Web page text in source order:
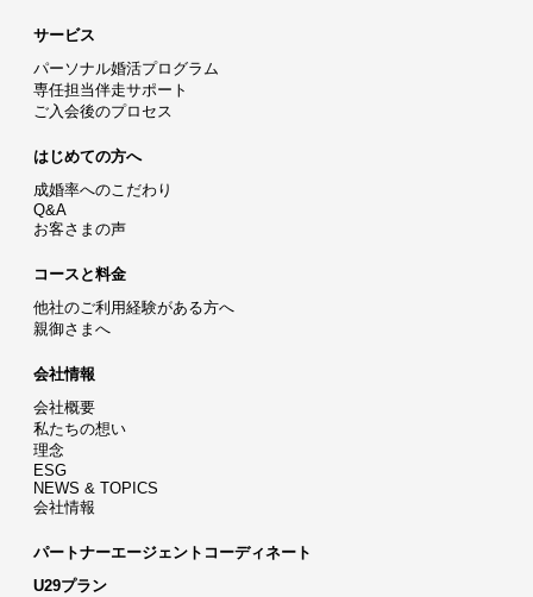
サービス
パーソナル婚活プログラム
専任担当伴走サポート
ご入会後のプロセス
はじめての方へ
成婚率へのこだわり
Q&A
お客さまの声
コースと料金
他社のご利用経験がある方へ
親御さまへ
会社情報
会社概要
私たちの想い
理念
ESG
NEWS & TOPICS
会社情報
パートナーエージェントコーディネート
U29プラン